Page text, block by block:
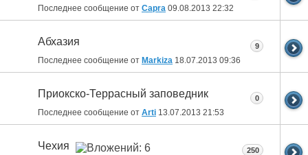
Последнее сообщение от Capra 09.08.2013 22:32
Абхазия
Последнее сообщение от Markiza 18.07.2013 09:36
9
Приокско-Террасный заповедник
Последнее сообщение от Arti 13.07.2013 21:53
0
Чехия 250